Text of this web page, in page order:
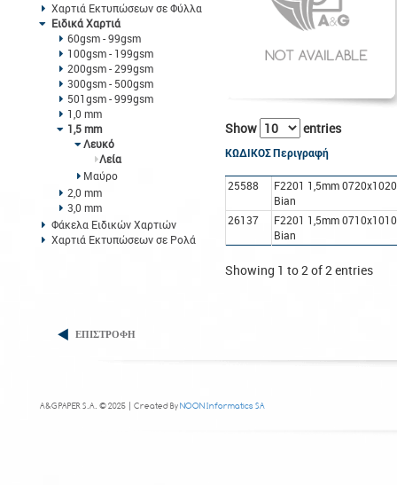
Χαρτιά Εκτυπώσεων σε Φύλλα
Ειδικά Χαρτιά
60gsm - 99gsm
100gsm - 199gsm
200gsm - 299gsm
300gsm - 500gsm
501gsm - 999gsm
1,0 mm
1,5 mm
Λευκό
Λεία
Μαύρο
2,0 mm
3,0 mm
Φάκελα Ειδικών Χαρτιών
Χαρτιά Εκτυπώσεων σε Ρολά
Show entries
ΚΩΔΙΚΟΣΠεριγραφή
25588
F2201 1,5mm
Bian
26137
F2201 1,5mm
Bian
Showing 1 to 2 of 2 entries
ΕΠΙΣΤΡΟΦΗ
A&G PAPER S.A. © 2025 | Created ByNOON Informatics SA